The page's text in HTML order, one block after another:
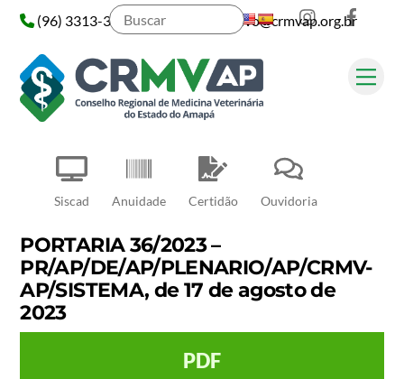
Skip
content
Siscad Anuidade Certidão Ouvidoria
Instagram
(96) 3313-3313
administrativo@crmvap.org.br
Pesquisar
PORTARIA 36/2023 –
PR/AP/DE/AP/PLENARIO/AP/CRMV-
AP/SISTEMA, de 17 de agosto de
2023
PDF